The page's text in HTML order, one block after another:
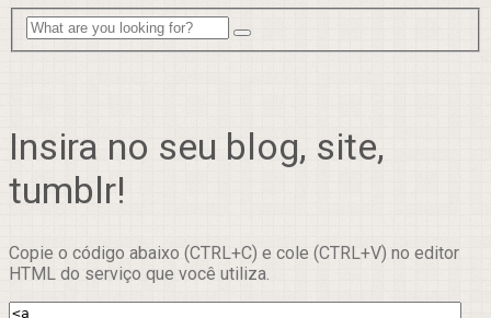
Insira no seu blog, site,
tumblr!
Copie o código abaixo (CTRL+C) e cole (CTRL+V) no editor
HTML do serviço que você utiliza.